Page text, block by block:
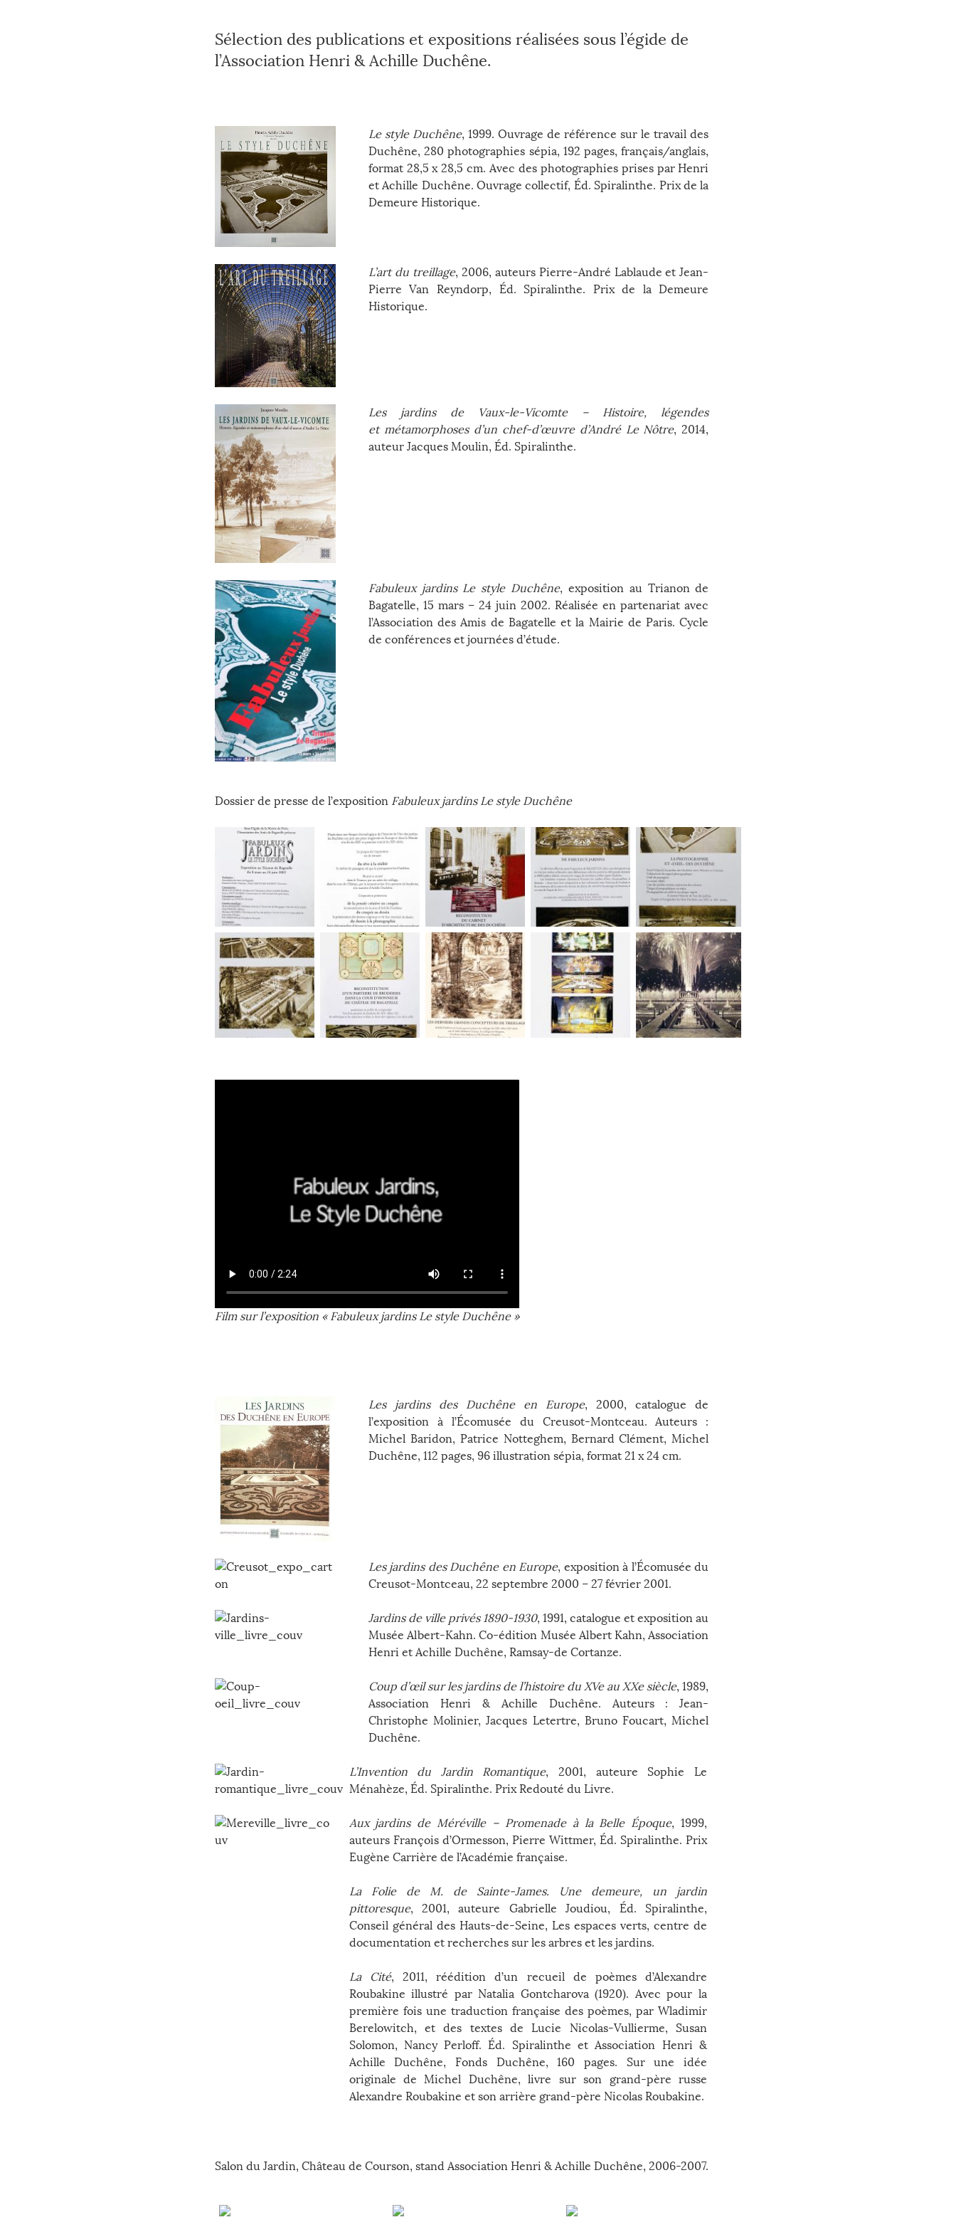
Sélection des publications et expositions réalisées sous l’égide de
l’Association Henri & Achille Duchêne.
Le style Duchêne, 1999. Ouvrage de référence sur le travail des
Duchêne, 280 photographies sépia, 192 pages, français/anglais,
format 28,5 x 28,5 cm. Avec des photographies prises par Henri
et Achille Duchêne. Ouvrage collectif, Éd. Spiralinthe. Prix de la
Demeure Historique.
L’art du treillage, 2006, auteurs Pierre-André Lablaude et Jean-
Pierre Van Reyndorp, Éd. Spiralinthe. Prix de la Demeure
Historique.
Les jardins de Vaux-le-Vicomte – Histoire, légendes
et métamorphoses d’un chef-d’œuvre d’André Le Nôtre, 2014,
auteur Jacques Moulin, Éd. Spiralinthe.
Fabuleux jardins Le style Duchêne, exposition au Trianon de
Bagatelle, 15 mars – 24 juin 2002. Réalisée en partenariat avec
l’Association des Amis de Bagatelle et la Mairie de Paris. Cycle
de conférences et journées d’étude.
Dossier de presse de l’exposition Fabuleux jardins Le style Duchêne
Film sur l’exposition « Fabuleux jardins Le style Duchêne »
Les jardins des Duchêne en Europe, 2000, catalogue de
l’exposition à l’Écomusée du Creusot-Montceau. Auteurs :
Michel Baridon, Patrice Notteghem, Bernard Clément, Michel
Duchêne, 112 pages, 96 illustration sépia, format 21 x 24 cm.
Les jardins des Duchêne en Europe, exposition à l’Écomusée du
Creusot-Montceau, 22 septembre 2000 – 27 février 2001.
Jardins de ville privés 1890-1930, 1991, catalogue et exposition au
Musée Albert-Kahn. Co-édition Musée Albert Kahn, Association
Henri et Achille Duchêne, Ramsay-de Cortanze.
Coup d’œil sur les jardins de l’histoire du XVe au XXe siècle, 1989,
Association Henri & Achille Duchêne. Auteurs : Jean-
Christophe Molinier, Jacques Letertre, Bruno Foucart, Michel
Duchêne.
L’Invention du Jardin Romantique, 2001, auteure Sophie Le
Ménahèze, Éd. Spiralinthe. Prix Redouté du Livre.
Aux jardins de Méréville – Promenade à la Belle Époque, 1999,
auteurs François d’Ormesson, Pierre Wittmer, Éd. Spiralinthe. Prix
Eugène Carrière de l’Académie française.
La Folie de M. de Sainte-James. Une demeure, un jardin
pittoresque, 2001, auteure Gabrielle Joudiou, Éd. Spiralinthe,
Conseil général des Hauts-de-Seine, Les espaces verts, centre de
documentation et recherches sur les arbres et les jardins.
La Cité, 2011, réédition d’un recueil de poèmes d’Alexandre
Roubakine illustré par Natalia Gontcharova (1920). Avec pour la
première fois une traduction française des poèmes, par Wladimir
Berelowitch, et des textes de Lucie Nicolas-Vullierme, Susan
Solomon, Nancy Perloff. Éd. Spiralinthe et Association Henri &
Achille Duchêne, Fonds Duchêne, 160 pages. Sur une idée
originale de Michel Duchêne, livre sur son grand-père russe
Alexandre Roubakine et son arrière grand-père Nicolas Roubakine.
Salon du Jardin, Château de Courson, stand Association Henri & Achille Duchêne, 2006-2007.